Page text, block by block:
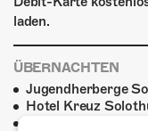
laden.
ÜBERNACHTEN
Jugendherberge
Hotel Kreuz